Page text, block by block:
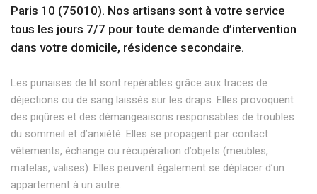
Paris 10 (75010). Nos artisans sont à votre service
tous les jours 7/7 pour toute demande d’intervention
dans votre domicile, résidence secondaire.
Les punaises de lit sont repérables grâce aux traces de
déjections ou de sang laissés sur les draps. Elles provoquent
des piqûres et des démangeaisons responsables de troubles
du sommeil et d’anxiété. Elles se propagent par contact :
vêtements, échange ou récupération d’objets (meubles,
matelas, valises). Elles peuvent également se déplacer d’un
appartement à un autre.